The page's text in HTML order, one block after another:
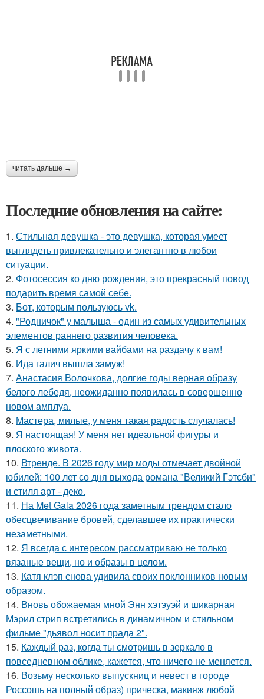
читать дальше →
Последние обновления на сайте:
1. Стильная девушка - это девушка, которая умеет
выглядеть привлекательно и элегантно в любои
ситуации.
2. Фотосессия ко дню рождения, это прекрасный повод
подарить время самой себе.
3. Бот, которым пользуюсь vk.
4. "Родничок" у малыша - один из самых удивительных
элементов раннего развития человека.
5. Я с летними яркими вайбами на раздачу к вам!
6. Ида галич вышла замуж!
7. Анастасия Волочкова, долгие годы верная образу
белого лебедя, неожиданно появилась в совершенно
новом амплуа.
8. Мастера, милые, у меня такая радость случалась!
9. Я настоящая! У меня нет идеальной фигуры и
плоского живота.
10. Втренде. В 2026 году мир моды отмечает двойной
юбилей: 100 лет со дня выхода романа "Великий Гэтсби"
и стиля арт - деко.
11. На Met Gala 2026 года заметным трендом стало
обесцвечивание бровей, сделавшее их практически
незаметными.
12. Я всегда с интересом рассматриваю не только
вязаные вещи, но и образы в целом.
13. Катя клэп снова удивила своих поклонников новым
образом.
14. Вновь обожаемая мной Энн хэтэуэй и шикарная
Мэрил стрип встретились в динамичном и стильном
фильме "дьявол носит прада 2".
15. Каждый раз, когда ты смотришь в зеркало в
повседневном облике, кажется, что ничего не меняется.
16. Возьму несколько выпускниц и невест в городе
Россошь на полный образ) прическа, макияж любой